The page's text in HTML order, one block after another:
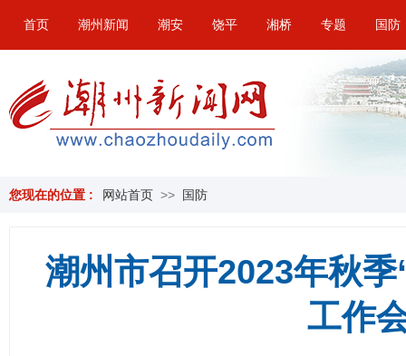
首页 潮州新闻 潮安 饶平 湘桥 专题 国防
您现在的位置 : 网站首页 >> 国防
潮州市召开2023年秋
工作